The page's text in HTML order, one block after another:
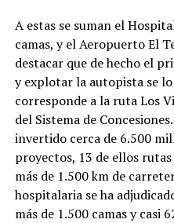
A estas se suman el
camas, y el Aeropuerto El
destacar que de hecho el
y explotar la autopista se
corresponde a la ruta Los
del Sistema de
invertido cerca de 6.500
proyectos, 13 de ellos
más de 1.500 km de
hospitalaria se ha
más de 1.500 camas y casi